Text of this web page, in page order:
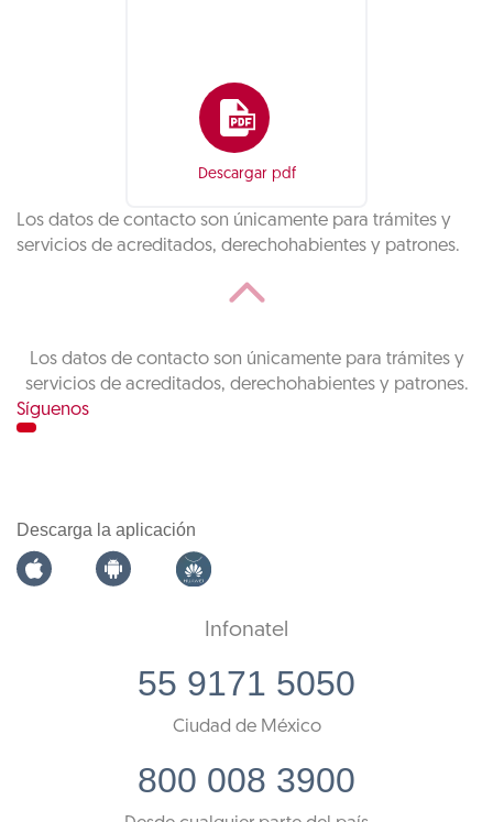
Descargar pdf
Los datos de contacto son únicamente para trámites y
servicios de acreditados, derechohabientes y patrones.
Los datos de contacto son únicamente para trámites y
servicios de acreditados, derechohabientes y patrones.
Síguenos
Descarga la aplicación
Infonatel
55 9171 5050
Ciudad de México
800 008 3900